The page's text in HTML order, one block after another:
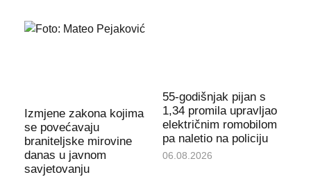
Izmjene zakona kojima
se povećavaju
braniteljske mirovine
danas u javnom
savjetovanju
55-godišnjak pijan s
1,34 promila upravljao
električnim romobilom
pa naletio na policiju
06.08.2026